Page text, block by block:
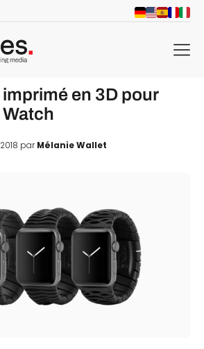
menu
en 3D pour
parMélanie Wallet